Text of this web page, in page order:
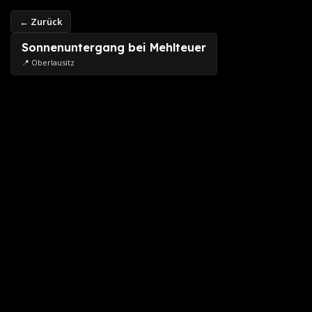
← Zurück
Sonnenuntergang bei Mehlteuer
📍 Oberlausitz